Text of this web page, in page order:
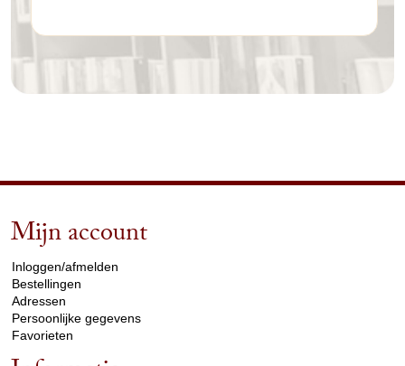
Mijn account
Inloggen/afmelden
Bestellingen
Adressen
Persoonlijke gegevens
Favorieten